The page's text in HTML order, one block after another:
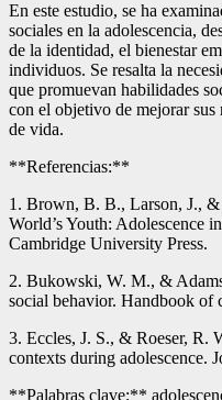
En este estudio, se ha
sociales en la adolescencia,
de la identidad, el bienestar
individuos. Se resalta la
que promuevan habilidades
con el objetivo de mejorar sus
de vida.
**Referencias:**
1. Brown, B. B., Larson, J.,
World’s Youth: Adolescence
Cambridge University Press.
2. Bukowski, W. M., &
social behavior. Handbook of
3. Eccles, J. S., & Roeser, R.
contexts during adolescence.
**Palabras clave:**